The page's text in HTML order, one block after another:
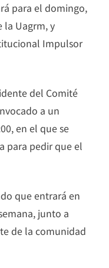
para el domingo,
la Uagrm, y
Impulsor
del Comité
a un
en el que se
para pedir que el
que entrará en
junto a
de la comunidad